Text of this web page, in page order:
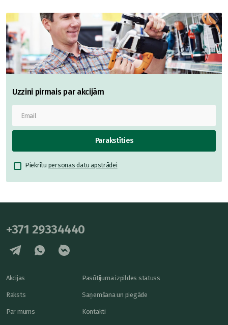
Uzzini pirmais par akcijām
Parakstīties
Piekrītu personas datu apstrādei
+371 29334440
Akcijas
Raksts
Par mums
Pasūtījuma izpildes statuss
Saņemšana un piegāde
Kontakti